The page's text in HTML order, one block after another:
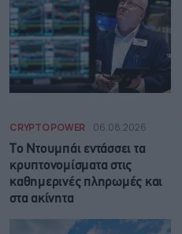
CRYPTO POWER 06.08.2026
Το Ντουμπάι εντάσσει τα
κρυπτονομίσματα στις
καθημερινές πληρωμές και
στα ακίνητα